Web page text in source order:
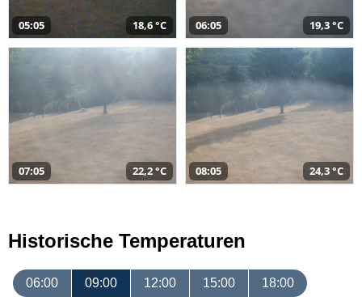
05:05 18,6 °C 06:05 19,3 °C
07:05 22,2 °C 08:05 24,3 °C
Historische Temperaturen
06:00 09:00 12:00 15:00 18:00